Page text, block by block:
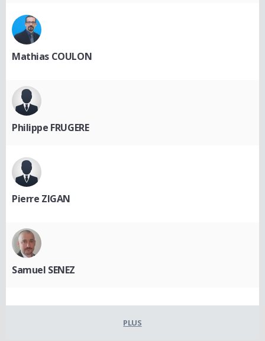
Mathias COULON
Philippe FRUGERE
Pierre ZIGAN
Samuel SENEZ
PLUS